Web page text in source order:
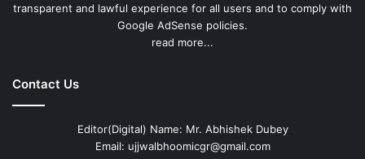
transparent and lawful experience for all users and to comply with
Google AdSense policies.
read more...
Contact Us
Editor(Digital) Name: Mr. Abhishek Dubey
Email: ujjwalbhoomicgr@gmail.com